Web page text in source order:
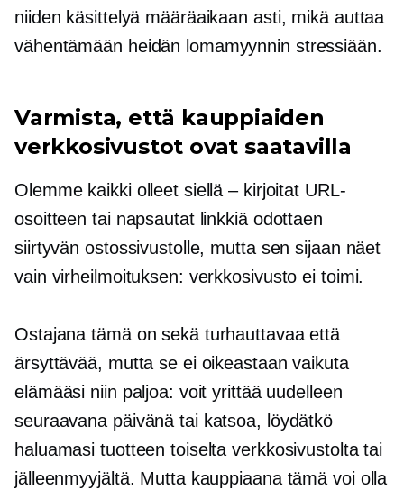
niiden käsittelyä määräaikaan asti, mikä auttaa
vähentämään heidän lomamyynnin stressiään.
Varmista, että kauppiaiden
verkkosivustot ovat saatavilla
Olemme kaikki olleet siellä – kirjoitat URL-
osoitteen tai napsautat linkkiä odottaen
siirtyvän ostossivustolle, mutta sen sijaan näet
vain virheilmoituksen: verkkosivusto ei toimi.
Ostajana tämä on sekä turhauttavaa että
ärsyttävää, mutta se ei oikeastaan ​​vaikuta
elämääsi niin paljoa: voit yrittää uudelleen
seuraavana päivänä tai katsoa, ​​löydätkö
haluamasi tuotteen toiselta verkkosivustolta tai
jälleenmyyjältä. Mutta kauppiaana tämä voi olla